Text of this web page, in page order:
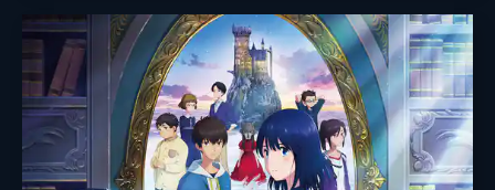
細田守
原作 細田守
音楽 高木正勝
アニメーション制作 スタジオ地図
製作 中山良夫